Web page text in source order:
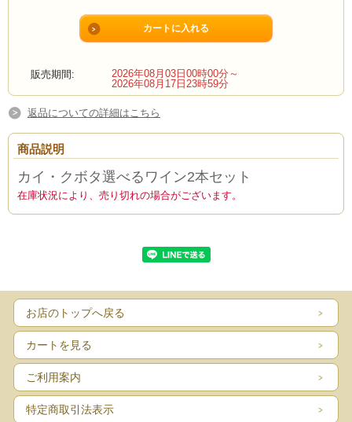
販売期間:
2026年08月03日00時00分～
2026年08月17日23時59分
返品についての詳細はこちら
商品説明
カイ・クボタ選べるワイン2本セット
在庫状況により、売り切れの場合がございます。
お店のトップへ戻る
カートを見る
ご利用案内
特定商取引法表示